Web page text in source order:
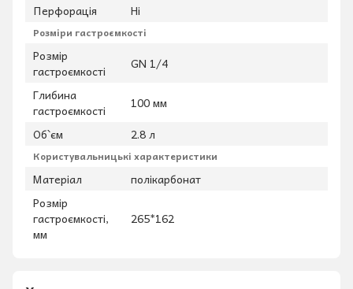
Перфорація
Ні
Розміри гастроємкості
Розмір
гастроємкості
GN 1/4
Глибина
гастроємкості
100 мм
Об`єм
2.8 л
Користувальницькі характеристики
Матеріал
полікарбонат
Розмір
гастроємкості,
мм
265*162